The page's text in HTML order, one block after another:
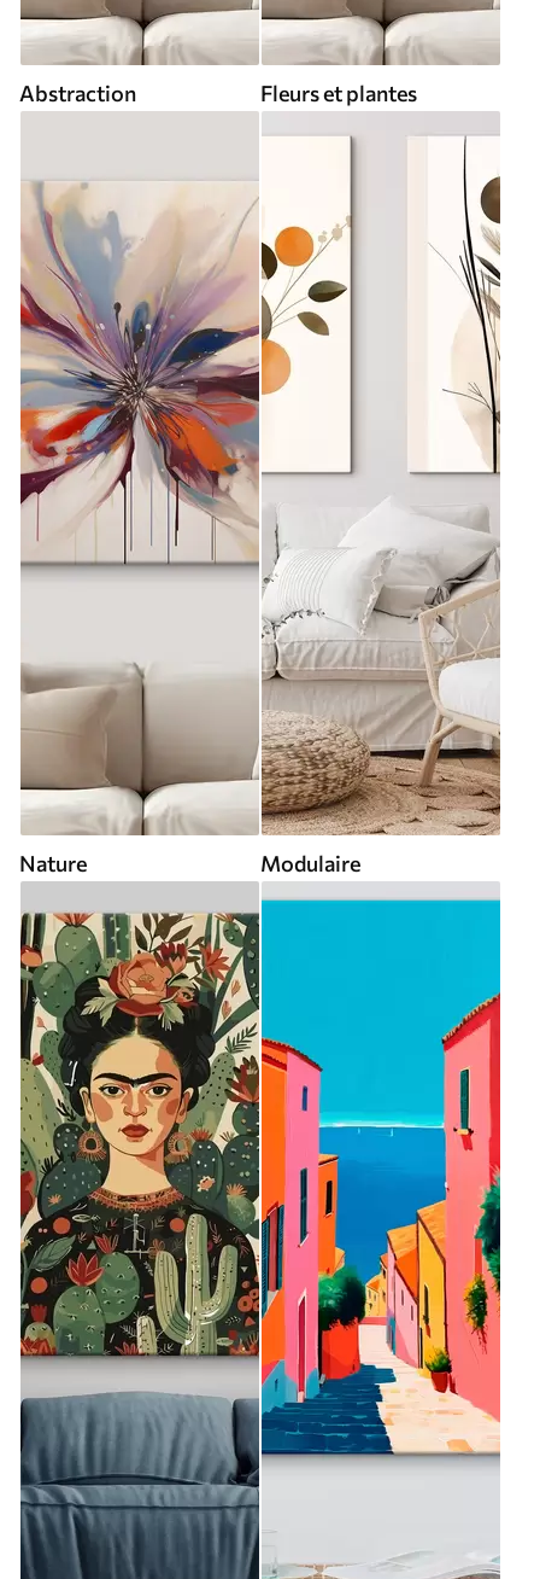
Abstraction Fleurs et plantes
Nature Modulaire